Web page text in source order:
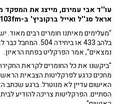
עו''ד אבי עמירם, מייצג את
אראל סג''ל ואייל ברקוביץ' ב-103fm והביא את משנתו על הפרשה.
"מעלימים מאיתנו חומרים רבים מאוד.
בלהב 433 או
נמצאים", אמר הפרקליט בפתח הראיון.
"ביקשנו את כל החומרים לקראת
מחכים כרגע לפרקליטות הצבאית
האישום עדיין לא מנוטרל. ברגע שכתב
הסתיים. הפרקליטות צריכה להודיע